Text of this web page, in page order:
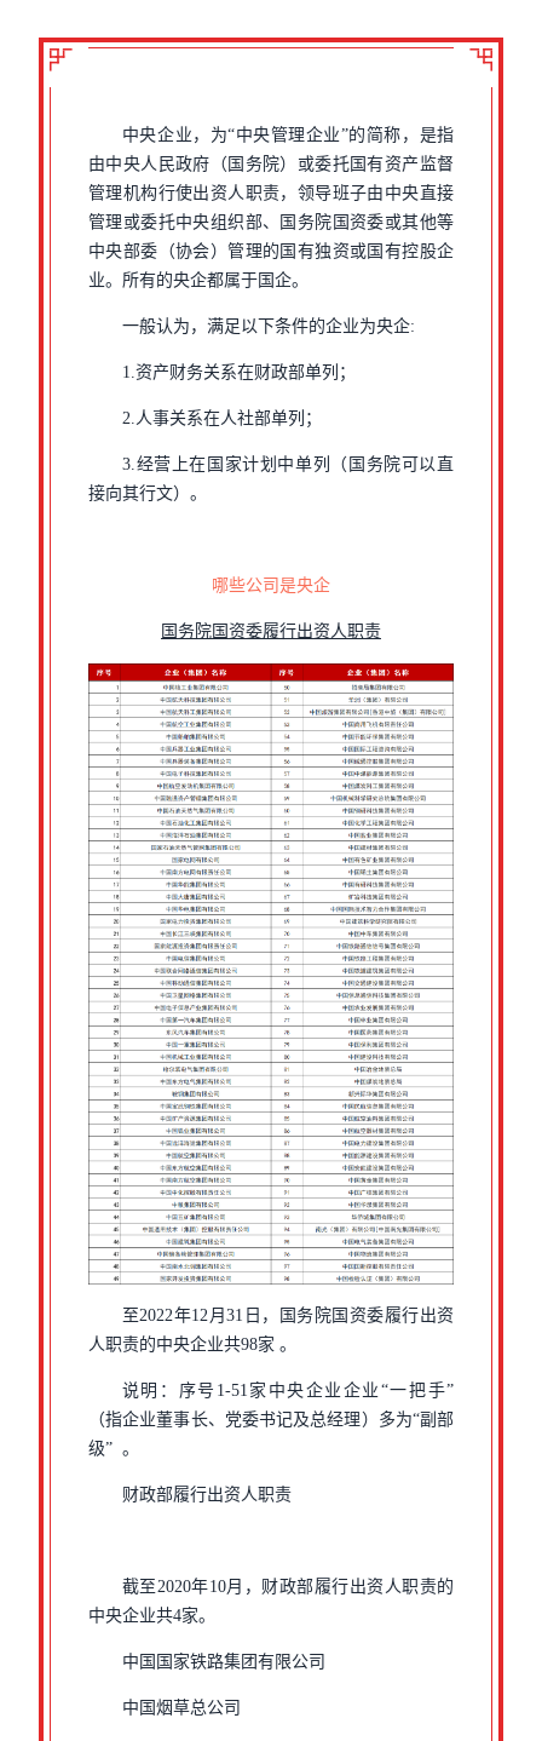
中央企业，为“中央管理企业”的简称，是指
由中央人民政府（国务院）或委托国有资产监督
管理机构行使出资人职责，领导班子由中央直接
管理或委托中央组织部、国务院国资委或其他等
中央部委（协会）管理的国有独资或国有控股企
业。所有的央企都属于国企。
一般认为，满足以下条件的企业为央企:
1.资产财务关系在财政部单列；
2.人事关系在人社部单列；
3.经营上在国家计划中单列（国务院可以直
接向其行文）。
哪些公司是央企
国务院国资委履行出资人职责
至2022年12月31日，国务院国资委履行出资
人职责的中央企业共98家 。
说明：序号1-51家中央企业企业“一把手”
（指企业董事长、党委书记及总经理）多为“副部
级” 。
财政部履行出资人职责
截至2020年10月，财政部履行出资人职责的
中央企业共4家。
中国国家铁路集团有限公司
中国烟草总公司